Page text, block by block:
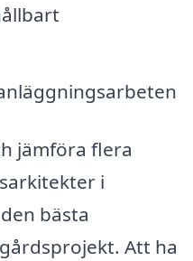
jämföra flera
i
bästa
Att ha